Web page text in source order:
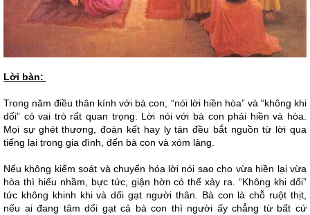
Lời bàn:
Trong năm điều thân kính với bà con, “nói lời hiền hòa” và “không khi
dối” có vai trò rất quan trọng. Lời nói với bà con phải hiền và hòa.
Mọi sự ghét thương, đoàn kết hay ly tán đều bắt nguồn từ lời qua
tiếng lại trong gia đình, đến bà con và xóm làng.
Nếu không kiểm soát và chuyển hóa lời nói sao cho vừa hiền lại vừa
hòa thì hiểu nhầm, bực tức, giận hờn có thể xảy ra. “Không khi dối”
tức không khinh khi và dối gạt người thân. Bà con là chỗ ruột thịt,
nếu ai đang tâm dối gạt cả bà con thì người ấy chẳng từ bất cứ